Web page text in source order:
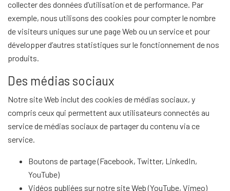
collecter des données d’utilisation et de performance. Par
exemple, nous utilisons des cookies pour compter le nombre
de visiteurs uniques sur une page Web ou un service et pour
développer d’autres statistiques sur le fonctionnement de nos
produits.
Des médias sociaux
Notre site Web inclut des cookies de médias sociaux, y
compris ceux qui permettent aux utilisateurs connectés au
service de médias sociaux de partager du contenu via ce
service.
Boutons de partage (Facebook, Twitter, LinkedIn,
YouTube)
Vidéos publiées sur notre site Web (YouTube, Vimeo)